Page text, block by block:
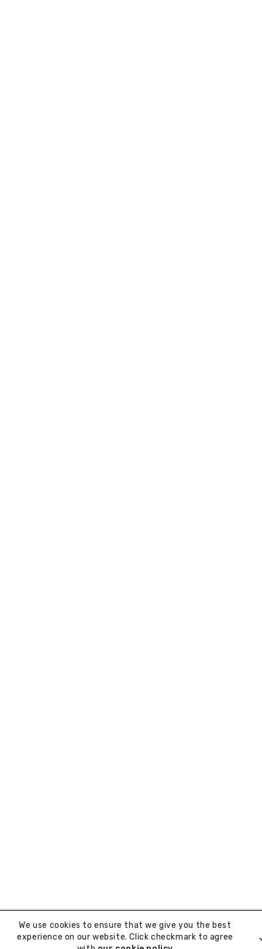
We use cookies to ensure that we give you the best
experience on our website. Click checkmark to agree